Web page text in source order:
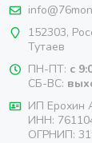
152303,
Тутаев
ПН-ПТ: с
СБ-ВС:
ИП Ерохин
ИНН:
ОГРНИП: